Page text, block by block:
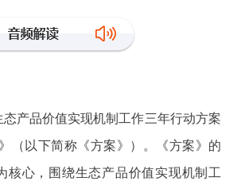
态产品价值实现机制工作三年行动方案
（以下简称《方案》）。《方案》的
核心，围绕生态产品价值实现机制工